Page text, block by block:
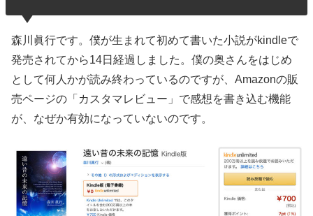
森川眞行です。僕が生まれて初めて書いた小説がkindleで
発売されてから14日経過しました。僕の奥さんをはじめ
として何人かが読み終わっているのですが、Amazonの販
売ページの「カスタマレビュー」で感想を書き込む機能
が、なぜか有効になっていないのです。